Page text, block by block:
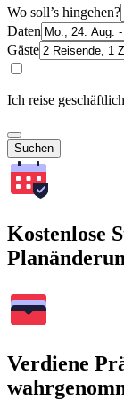
Wo soll’s hingehen?
Daten
Gäste
Ich reise geschäftlich
Suchen
Kostenlose
Verdiene